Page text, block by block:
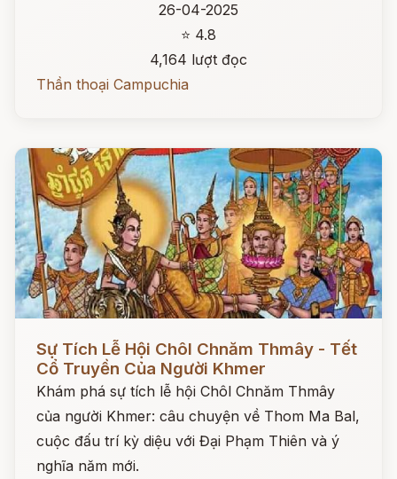
26-04-2025
⭐ 4.8
4,164 lượt đọc
Thần thoại Campuchia
Sự Tích Lễ Hội Chôl Chnăm Thmây - Tết
Cổ Truyền Của Người Khmer
Khám phá sự tích lễ hội Chôl Chnăm Thmây
của người Khmer: câu chuyện về Thom Ma Bal,
cuộc đấu trí kỳ diệu với Đại Phạm Thiên và ý
nghĩa năm mới.